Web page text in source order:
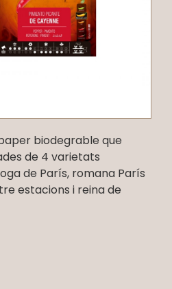
biodegrable que
de 4 varietats
de París, romana París
estacions i reina de